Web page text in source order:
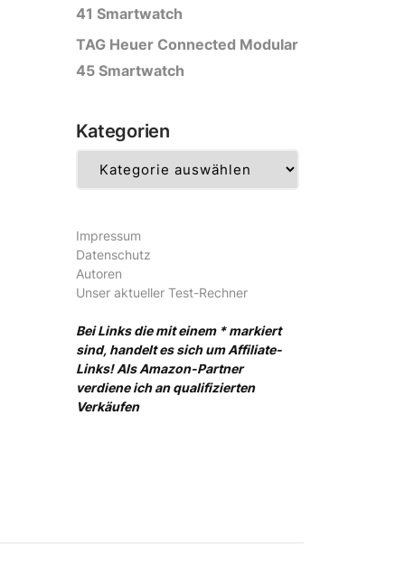
41 Smartwatch
TAG Heuer Connected Modular
45 Smartwatch
Kategorien
Impressum
Datenschutz
Autoren
Unser aktueller Test-Rechner
Bei Links die mit einem * markiert
sind, handelt es sich um Affiliate-
Links! Als Amazon-Partner
verdiene ich an qualifizierten
Verkäufen